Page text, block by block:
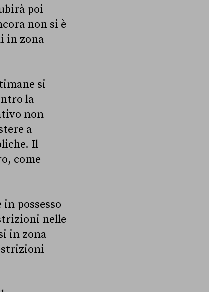
poi
non si è
in zona
si
la
non
a
Il
come
in possesso
nelle
in zona